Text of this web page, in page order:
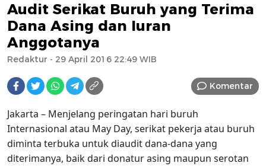
Audit Serikat Buruh yang Terima
Dana Asing dan Iuran
Anggotanya
Redaktur - 29 April 2016 22:49 WIB
Komentar
Jakarta – Menjelang peringatan hari buruh
Internasional atau May Day, serikat pekerja atau buruh
diminta terbuka untuk diaudit dana-dana yang
diterimanya, baik dari donatur asing maupun serotan